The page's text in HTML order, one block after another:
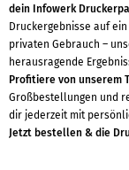
dein Infowerk
Druckergebnisse auf
privaten Gebrauch –
herausragende
Profitiere von unserem
Großbestellungen und
dir jederzeit mit
Jetzt bestellen & die